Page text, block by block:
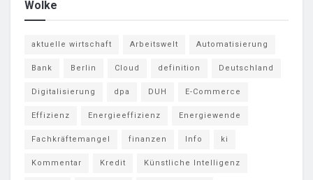
Wolke
aktuelle wirtschaft Arbeitswelt Automatisierung
Bank Berlin Cloud definition Deutschland
Digitalisierung dpa DUH E-Commerce
Effizienz Energieeffizienz Energiewende
Fachkräftemangel finanzen Info ki
Kommentar Kredit Künstliche Intelligenz